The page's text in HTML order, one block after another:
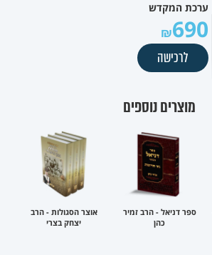
ערכת המקדש
690
לרכישה
מוצרים נוספים
ספר דניאל - הרב זמיר
כהן
אוצר הסגולות - הרב
יצחק בצרי